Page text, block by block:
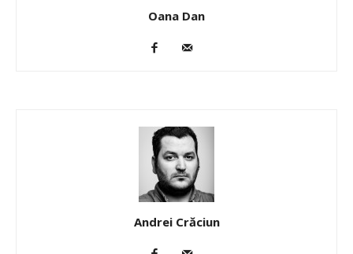
Oana Dan
Andrei Crăciun